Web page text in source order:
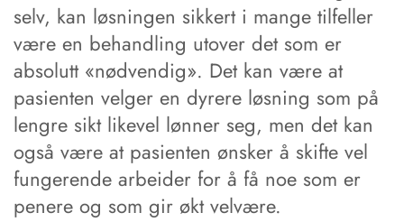
selv, kan løsningen sikkert i mange tilfeller
være en behandling utover det som er
absolutt «nødvendig». Det kan være at
pasienten velger en dyrere løsning som på
lengre sikt likevel lønner seg, men det kan
også være at pasienten ønsker å skifte vel
fungerende arbeider for å få noe som er
penere og som gir økt velvære.